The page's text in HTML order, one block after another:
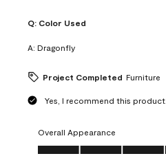
Q: Color Used
A: Dragonfly
Project Completed Furniture
Yes, I recommend this product.
Overall Appearance
Overall Appearance, 5.0 out of 5